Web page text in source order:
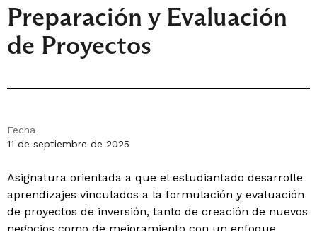
Preparación y Evaluación
de Proyectos
Fecha
11 de septiembre de 2025
Asignatura orientada a que el estudiantado desarrolle
aprendizajes vinculados a la formulación y evaluación
de proyectos de inversión, tanto de creación de nuevos